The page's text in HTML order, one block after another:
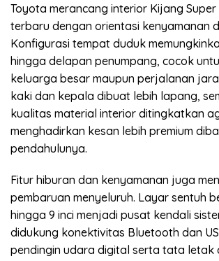
Toyota merancang interior Kijang Super
terbaru dengan orientasi kenyamanan
Konfigurasi tempat duduk
hingga delapan penumpang, cocok
keluarga besar maupun perjalanan
kaki dan kepala dibuat lebih lapang,
kualitas material interior ditingkatkan
menghadirkan kesan lebih premium
pendahulunya.
Fitur hiburan dan kenyamanan juga
pembaruan menyeluruh. Layar sentuh
hingga 9 inci menjadi pusat kendali
didukung konektivitas Bluetooth dan
pendingin udara digital serta tata letak